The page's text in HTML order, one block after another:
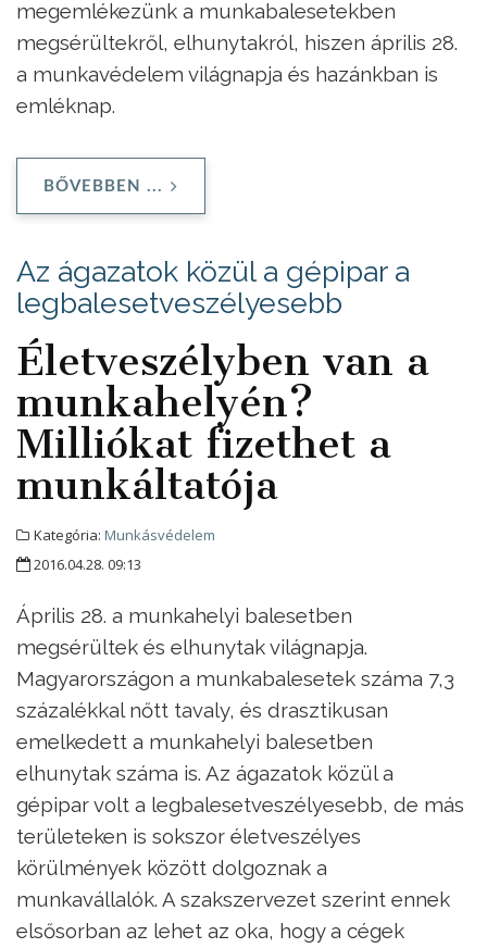
megemlékezünk a munkabalesetekben
megsérültekről, elhunytakról, hiszen április 28.
a munkavédelem világnapja és hazánkban is
emléknap.
BŐVEBBEN ...
Az ágazatok közül a gépipar a
legbalesetveszélyesebb
Életveszélyben van a
munkahelyén?
Milliókat fizethet a
munkáltatója
Kategória: Munkásvédelem
2016.04.28. 09:13
Április 28. a munkahelyi balesetben
megsérültek és elhunytak világnapja.
Magyarországon a munkabalesetek száma 7,3
százalékkal nőtt tavaly, és drasztikusan
emelkedett a munkahelyi balesetben
elhunytak száma is. Az ágazatok közül a
gépipar volt a legbalesetveszélyesebb, de más
területeken is sokszor életveszélyes
körülmények között dolgoznak a
munkavállalók. A szakszervezet szerint ennek
elsősorban az lehet az oka, hogy a cégek